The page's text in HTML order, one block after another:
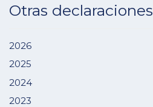
Otras declaraciones
2026
2025
2024
2023